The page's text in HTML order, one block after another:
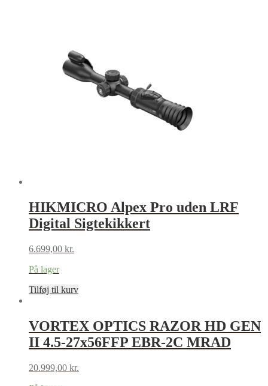
HIKMICRO Alpex Pro uden LRF
Digital Sigtekikkert
6.699,00 kr.
På lager
Tilføj til kurv
VORTEX OPTICS RAZOR HD GEN
II 4.5-27x56FFP EBR-2C MRAD
20.999,00 kr.